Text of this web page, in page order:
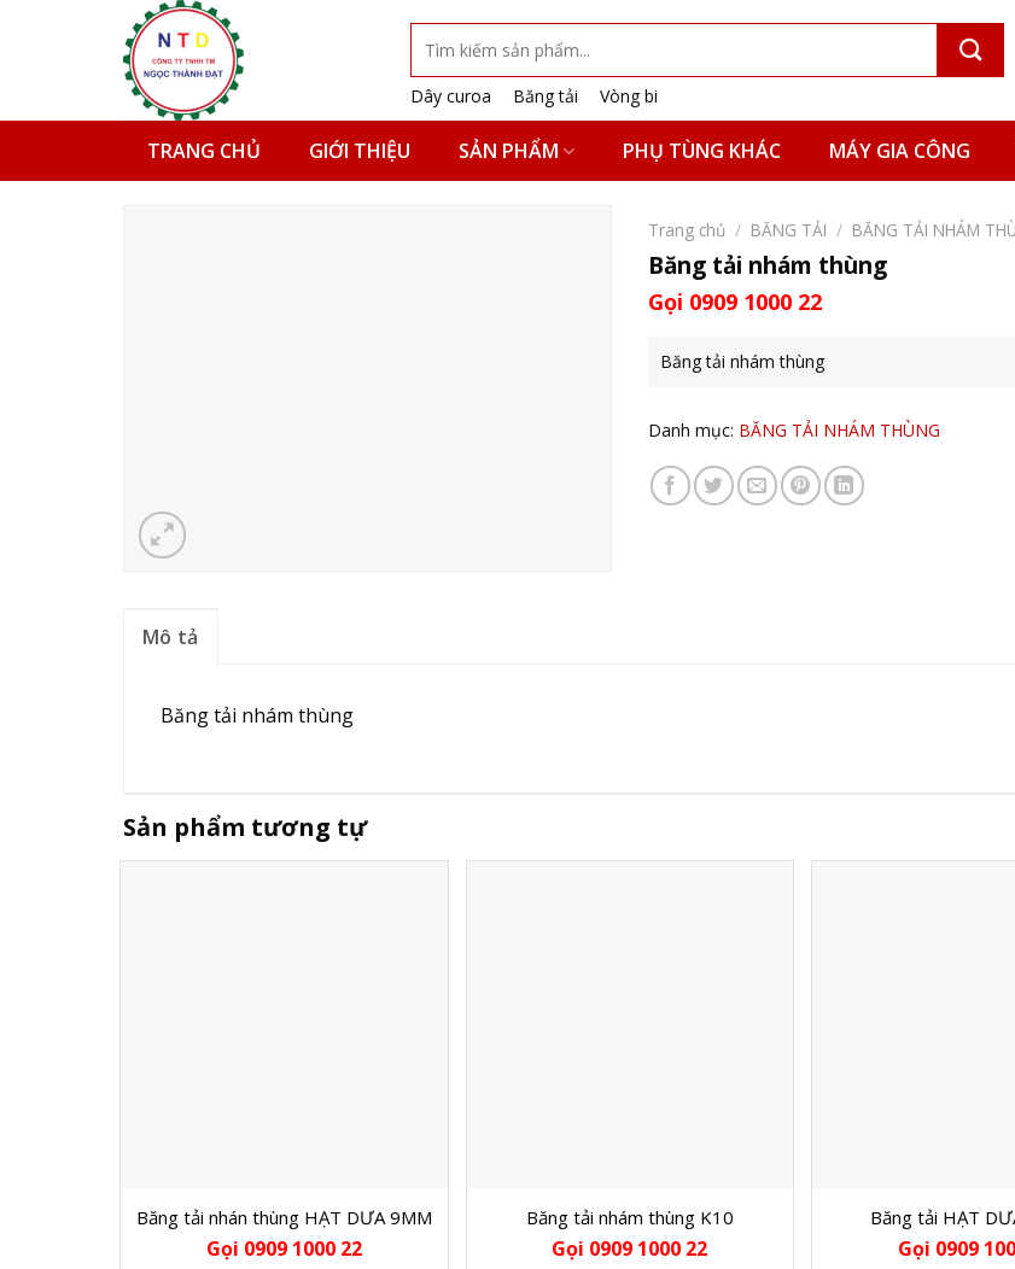
kiếm:
Dây curoa
Băng tải Vòng bi
TRANG CHỦ GIỚI THIỆU SẢN PHẨM PHỤ TÙNG KHÁC MÁY GIA CÔNG
Trang chủ / BĂNG TẢI / BĂNG TẢI NHÁM
Băng tải nhám thùng
Gọi 0909 1000 22
Băng tải nhám thùng
Danh mục: BĂNG TẢI NHÁM THÙNG
Mô tả
Băng tải nhám thùng
Sản phẩm tương tự
Băng tải nhán thùng HẠT DƯA 9MM
Gọi 0909 1000 22
Băng tải nhám thùng K10
Gọi 0909 1000 22
Băng tải HẠT
Gọi 0909